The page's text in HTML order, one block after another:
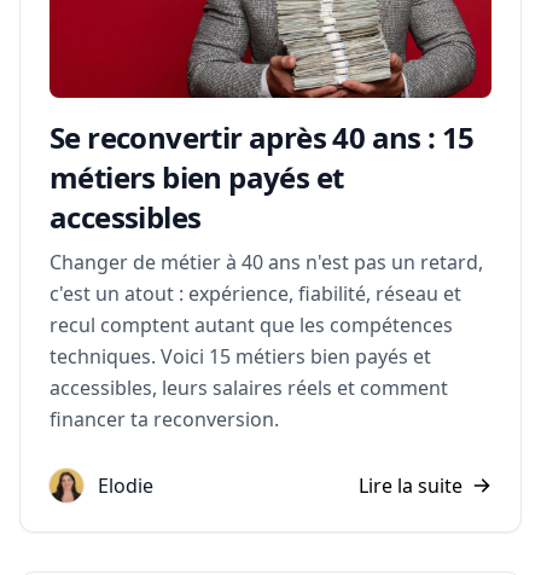
Se reconvertir après 40 ans : 15
métiers bien payés et
accessibles
Changer de métier à 40 ans n'est pas un retard,
c'est un atout : expérience, fiabilité, réseau et
recul comptent autant que les compétences
techniques. Voici 15 métiers bien payés et
accessibles, leurs salaires réels et comment
financer ta reconversion.
Elodie Lire la suite